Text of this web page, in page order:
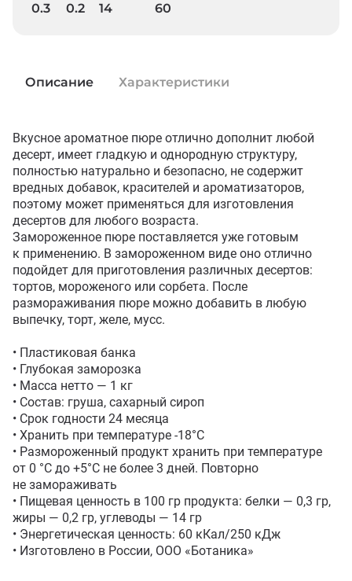
0.3
0.2
14
60
Описание Характеристики
Вкусное ароматное пюре отлично дополнит любой
десерт, имеет гладкую и однородную структуру,
полностью натурально и безопасно, не содержит
вредных добавок, красителей и ароматизаторов,
поэтому может применяться для изготовления
десертов для любого возраста.
Замороженное пюре поставляется уже готовым
к применению. В замороженном виде оно отлично
подойдет для приготовления различных десертов:
тортов, мороженого или сорбета. После
размораживания пюре можно добавить в любую
выпечку, торт, желе, мусс.
• Пластиковая банка
• Глубокая заморозка
• Масса нетто — 1 кг
• Состав: груша, сахарный сироп
• Срок годности 24 месяца
• Хранить при температуре -18°С
• Размороженный продукт хранить при температуре
от 0 °C до +5°С не более 3 дней. Повторно
не замораживать
• Пищевая ценность в 100 гр продукта: белки — 0,3 гр,
жиры — 0,2 гр, углеводы — 14 гр
• Энергетическая ценность: 60 кКал/250 кДж
• Изготовлено в России, ООО «Ботаника»